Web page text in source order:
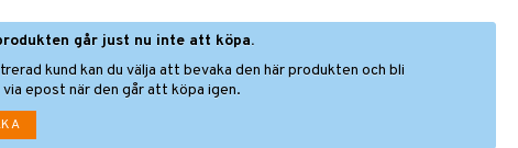
går just nu inte att köpa.
kund kan du välja att bevaka den här produkten och bli
epost när den går att köpa igen.